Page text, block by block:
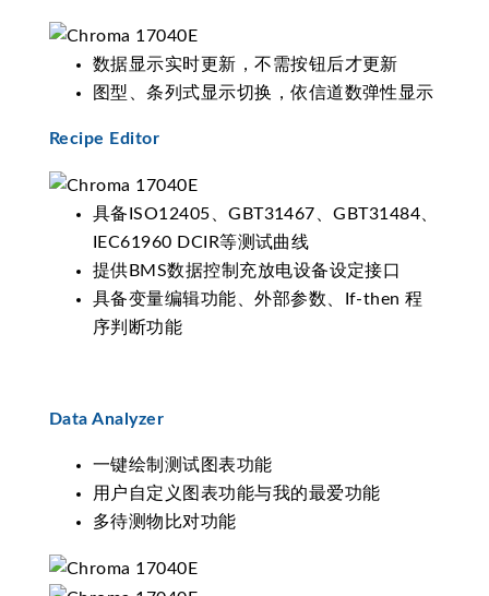
数据显示实时更新，不需按钮后才更新
图型、条列式显示切换，依信道数弹性显示
Recipe Editor
具备ISO12405、GBT31467、GBT31484、
IEC61960 DCIR等测试曲线
提供BMS数据控制充放电设备设定接口
具备变量编辑功能、外部参数、If-then 程
序判断功能
Data Analyzer
一键绘制测试图表功能
用户自定义图表功能与我的最爱功能
多待测物比对功能